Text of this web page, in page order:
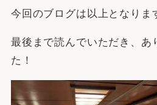
今回のブログは以上となりま
最後まで読んでいただき、あ
た！